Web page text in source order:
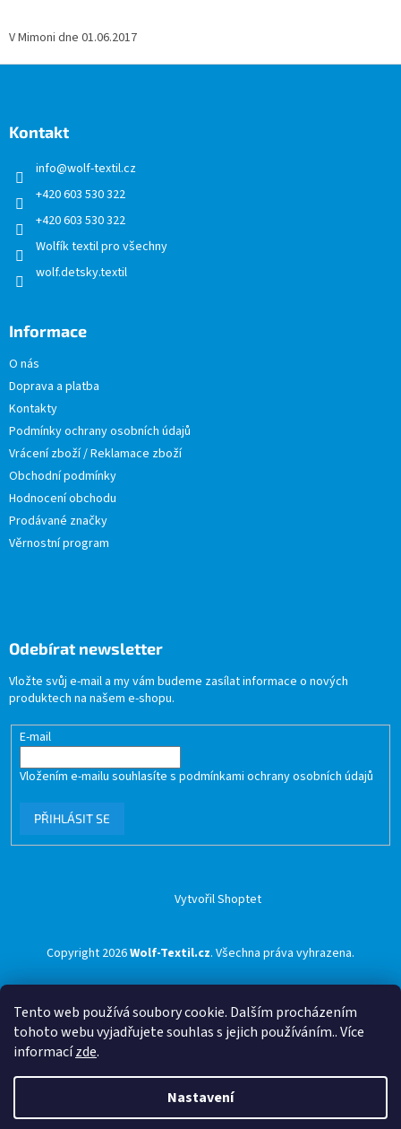
Tento web používá soubory cookie. Dalším procházením
tohoto webu vyjadřujete souhlas s jejich používáním.. Více
informacízde.
Nastavení
V Mimoni dne 01.06.2017
Kontakt
info@wolf-textil.cz
+420 603 530 322
+420 603 530 322
Wolfík textil pro všechny
wolf.detsky.textil
Informace
O nás
Doprava a platba
Kontakty
Podmínky ochrany osobních údajů
Vrácení zboží / Reklamace zboží
Obchodní podmínky
Hodnocení obchodu
Prodávané značky
Věrnostní program
Odebírat newsletter
Vložte svůj e-mail a my vám budeme zasílat informace o nových
produktech na našem e-shopu.
E-mail
Vložením e-mailu souhlasíte s podmínkami ochrany osobních údajů
PŘIHLÁSIT SE
Vytvořil Shoptet
Copyright 2026Wolf-Textil.cz. Všechna práva vyhrazena.